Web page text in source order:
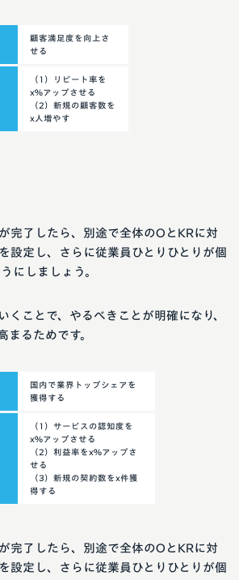
顧客満足度を向上さ
せる
（1）リピート率を
x%アップさせる
（2）新規の顧客数を
x人増やす
完了したら、別途で全体のOとKRに対
設定し、さらに従業員ひとりひとりが個
にしましょう。
くことで、やるべきことが明確になり、
まるためです。
国内で業界トップシェアを
獲得する
（1）サービスの認知度を
x%アップさせる
（2）利益率をx%アップさ
せる
（3）新規の契約数をx件獲
得する
完了したら、別途で全体のOとKRに対
設定し、さらに従業員ひとりひとりが個